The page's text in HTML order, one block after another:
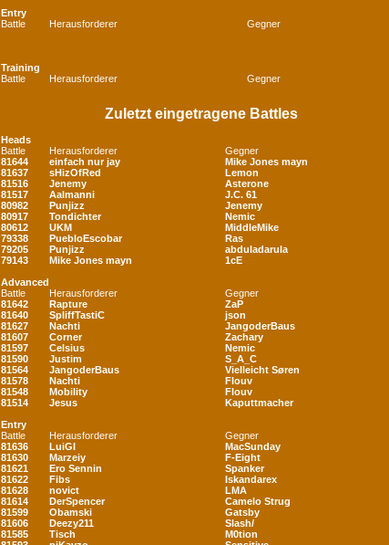
Entry
Battle
Herausforderer Gegner
Training
Battle
Herausforderer Gegner
Zuletzt eingetragene Battles
Heads
Battle
Herausforderer Gegner
81644
einfach nur jay Mike Jones mayn
81637
sHizOfRed Lemon
81516
Jenemy Asterone
81517
Aalmanni J.C. 61
80982
Punjizz Jenemy
80917
Tondichter Nemic
80612
UKM MiddleMike
79338
PuebloEscobar Ras
79205
Punjizz abduladarula
79143
Mike Jones mayn 1cE
Advanced
Battle
Herausforderer Gegner
81642
Rapture ZaP
81640
SpliffTastiC json
81627
Nachti JangoderBaus
81607
Corner Zachary
81597
Celsius Nemic
81590
Justim S_A_C
81564
JangoderBaus Vielleicht Søren
81578
Nachti Flouv
81548
Mobility Flouv
81514
Jesus Kaputtmacher
Entry
Battle
Herausforderer Gegner
81636
LuiGI MacSunday
81630
Marzeiy F-Eight
81621
Ero Sennin Spanker
81622
Fibs Iskandarex
81628
novict LMA
81614
DerSpencer Camelo Strug
81599
Obamski Gatsby
81606
Deezy211 Slash/
81585
Tisch M0tion